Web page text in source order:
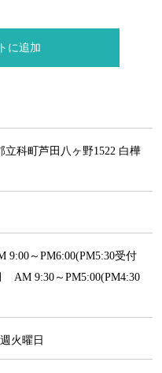
立科町芦田八ヶ野1522 白樺
～PM6:00(PM5:30受付
AM 9:30～PM5:00(PM4:30
火曜日